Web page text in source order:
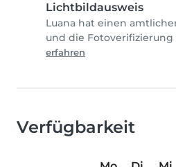
Lichtbildausweis
Luana hat einen
und die Fotoverifizierung
erfahren
Verfügbarkeit